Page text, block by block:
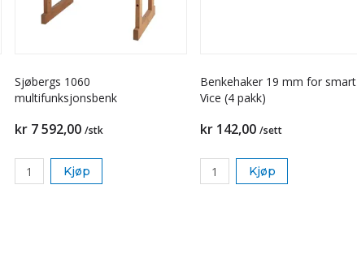
Sjøbergs 1060
multifunksjonsbenk
kr 7 592,00 /stk
Kjøp
Benkehaker 19 mm for smart
Vice (4 pakk)
kr 142,00 /sett
Kjøp